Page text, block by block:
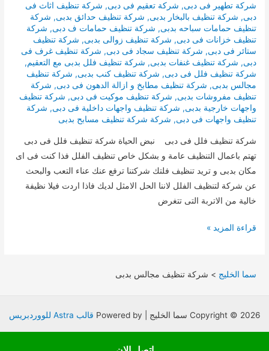
شركة تطهير فى دبى, شركة تعقيم فى دبى, شركة تنظيف اثاث فى
دبى, شركة تنظيف بالبخار بدبى, شركة تنظيف حدائق بدبى, شركة
تنظيف حمامات سباحه بدبى, شركة تنظيف حمامات ف دبى, شركة
تنظيف خزانات فى دبى, شركة تنظيف زوالى بدبى, شركة تنظيف
ستائر فى دبى, شركة تنظيف سجاد فى دبى, شركة تنظيف غرف فى
دبى, شركة تنظيف غنفات بدبى, شركة تنظيف فلل بدبى مع التعقيم,
شركة تنظيف فلل فى دبى, شركة تنظيف كنب بدبى, شركة تنظيف
مجالس بدبى, شركة تنظيف مطابخ و ازالة الدهون فى دبى, شركة
تنظيف مفروشات بدبى, شركة تنظيف موكيت فى دبى, شركة تنظيف
واجهات خارجية بدبى, شركة تنظيف واجهات داخلية فى دبى, شركة
تنظيف واجهات فى دبى, شركة شركة تنظيف مسابح بدبى
شركة تنظيف فلل فى دبى نبض الحياة شركة تنظيف فلل فى دبى
تهتم باعمال التنظيف عامة و بشكل خاص تنظيف الفلل فذا كنت فى اى
مكان بدبى و تريد تنظيف فلتك شركتنا ترفع عنك عناء التعب والبحث
عن شركة لتنظيف الفلل لاننا الحل الامثل لديك فاذا اردت فيلا نظيفة
خالية من الاتربة التى تتغرض
شركة
فى
قراءة المزيد »
سما الخليج > شركة تنظيف مجالس بدبى
Copyright © 2026 سما الخليج | Powered by قالب Astra للووردبريس